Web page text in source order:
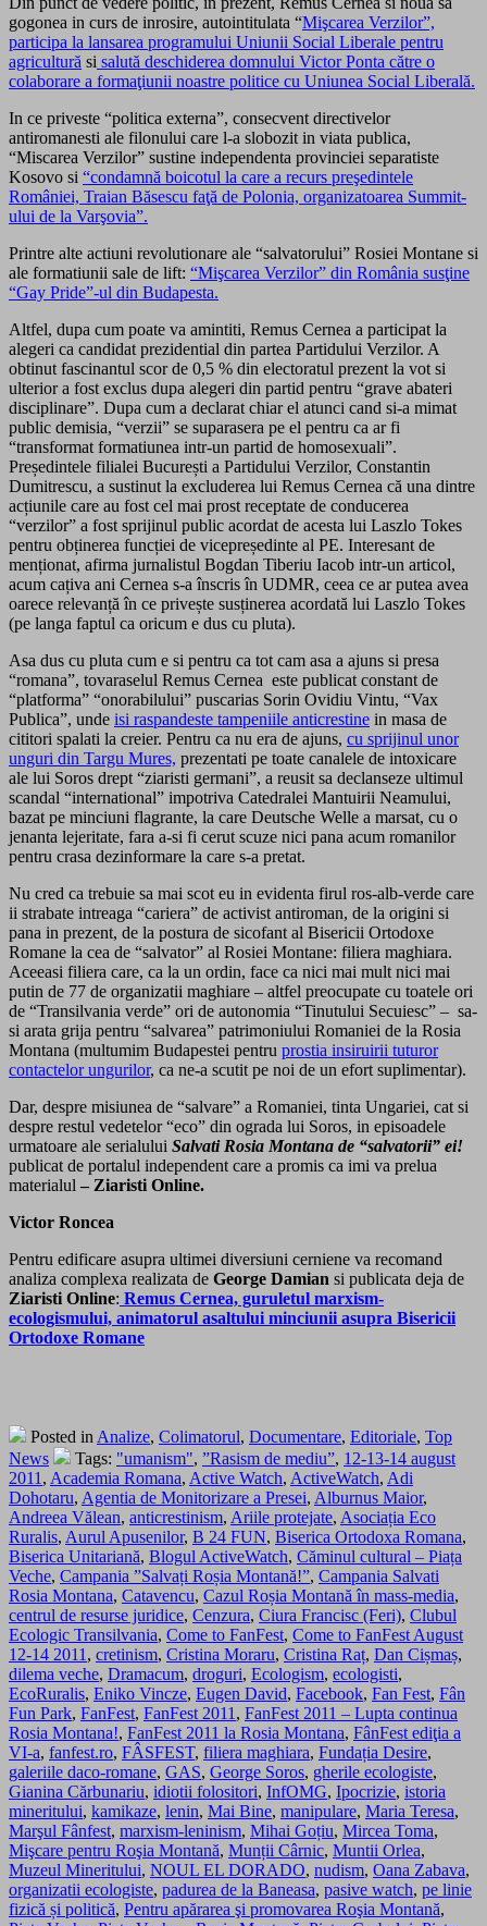
gogonea in curs de inrosire, autointitulata “Mişcarea Verzilor”,
participa la lansarea programului Uniunii Social Liberale pentru
agricultură si salută deschiderea domnului Victor Ponta către o
colaborare a formaţiunii noastre politice cu Uniunea Social Liberală.
In ce priveste “politica externa”, consecvent directivelor
antiromanesti ale filonului care l-a slobozit in viata publica,
“Miscarea Verzilor” sustine independenta provinciei separatiste
Kosovo si “condamnă boicotul la care a recurs preşedintele
României, Traian Băsescu faţă de Polonia, organizatoarea Summit-
ului de la Varşovia”.
Printre alte actiuni revolutionare ale “salvatorului” Rosiei Montane si
ale formatiunii sale de lift: “Mişcarea Verzilor” din România susţine
“Gay Pride”-ul din Budapesta.
Altfel, dupa cum poate va amintiti, Remus Cernea a participat la
alegeri ca candidat prezidential din partea Partidului Verzilor. A
obtinut fascinantul scor de 0,5 % din electoratul prezent la vot si
ulterior a fost exclus dupa alegeri din partid pentru “grave abateri
disciplinare”. Dupa cum a declarat chiar el atunci cand si-a mimat
public demisia, “verzii” se suparasera pe el pentru ca ar fi
“transformat formatiunea intr-un partid de homosexuali”.
Președintele filialei București a Partidului Verzilor, Constantin
Dumitrescu, a sustinut la excluderea lui Remus Cernea că una dintre
acțiunile care au fost cel mai prost receptate de conducerea
“verzilor” a fost sprijinul public acordat de acesta lui Laszlo Tokes
pentru obținerea funcției de vicepreședinte al PE. Interesant de
menționat, afirma jurnalistul Bogdan Tiberiu Iacob intr-un articol,
acum cațiva ani Cernea s-a înscris în UDMR, ceea ce ar putea avea
oarece relevanță în ce privește susținerea acordată lui Laszlo Tokes
(pe langa faptul ca oricum e dus cu pluta).
Asa dus cu pluta cum e si pentru ca tot cam asa a ajuns si presa
“romana”, tovaraselul Remus Cernea este publicat constant de
“platforma” “onorabilului” puscarias Sorin Ovidiu Vintu, “Vax
Publica”, unde isi raspandeste tampeniile anticrestine in masa de
cititori spalati la creier. Pentru ca nu era de ajuns, cu sprijinul unor
unguri din Targu Mures, prezentati pe toate canalele de intoxicare
ale lui Soros drept “ziaristi germani”, a reusit sa declanseze ultimul
scandal “international” impotriva Catedralei Mantuirii Neamului,
bazat pe minciuni flagrante, la care Deutsche Welle a marsat, cu o
jenanta lejeritate, fara a-si fi cerut scuze nici pana acum romanilor
pentru crasa dezinformare la care s-a pretat.
Nu cred ca trebuie sa mai scot eu in evidenta firul ros-alb-verde care
ii strabate intreaga “cariera” de activist antiroman, de la origini si
pana in prezent, de la postura de sicofant al Bisericii Ortodoxe
Romane la cea de “salvator” al Rosiei Montane: filiera maghiara.
Aceeasi filiera care, ca la un ordin, face ca nici mai mult nici mai
putin de 77 de organizatii maghiare – altfel preocupate cu toatele ori
de “Transilvania verde” ori de autonomia “Tinutului Secuiesc” – sa-
si arata grija pentru “salvarea” patrimoniului Romaniei de la Rosia
Montana (multumim Budapestei pentru prostia insiruirii tuturor
contactelor ungurilor, ca ne-a scutit pe noi de un efort suplimentar).
Dar, despre misiunea de “salvare” a Romaniei, tinta Ungariei, cat si
despre restul vedetelor “eco” din ograda lui Soros, in episoadele
urmatoare ale serialului Salvati Rosia Montana de “salvatorii” ei!
publicat de portalul independent care a promis ca imi va prelua
materialul – Ziaristi Online.
Victor Roncea
Pentru edificare asupra ultimei diversiuni cerniene va recomand
analiza complexa realizata de George Damian si publicata deja de
Ziaristi Online: Remus Cernea, guruletul marxism-
ecologismului, animatorul asaltului minciunii asupra Bisericii
Ortodoxe Romane
Posted in Analize, Colimatorul, Documentare, Editoriale, Top
News
Tags: "umanism", ”Rasism de mediu”, 12-13-14 august
2011 , Academia Romana, Active Watch, ActiveWatch, Adi
Dohotaru, Agentia de Monitorizare a Presei, Alburnus Maior,
Andreea Vălean, anticrestinism, Ariile protejate, Asociația Eco
Ruralis, Aurul Apusenilor, B 24 FUN, Biserica Ortodoxa Romana,
Biserica Unitariană, Blogul ActiveWatch, Căminul cultural – Piața
Veche, Campania ”Salvați Roșia Montană!”, Campania Salvati
Rosia Montana, Catavencu, Cazul Roșia Montană în mass-media,
centrul de resurse juridice, Cenzura, Ciura Francisc (Feri), Clubul
Ecologic Transilvania, Come to FanFest, Come to FanFest August
12-14 2011 , cretinism, Cristina Moraru, Cristina Raț, Dan Cișmaș,
dilema veche, Dramacum, droguri, Ecologism, ecologisti,
EcoRuralis, Eniko Vincze, Eugen David, Facebook, Fan Fest, Fân
Fun Park, FanFest, FanFest 2011 , FanFest 2011 – Lupta continua
Rosia Montana!, FanFest 2011 la Rosia Montana, FânFest ediţia a
VI-a, fanfest.ro, FÂSFEST, filiera maghiara, Fundația Desire,
galeriile daco-romane, GAS, George Soros, gherile ecologiste,
Gianina Cărbunariu, idiotii folositori, InfOMG, Ipocrizie, istoria
mineritului, kamikaze, lenin, Mai Bine, manipulare, Maria Teresa,
Marşul Fânfest, marxism-leninism, Mihai Goțiu, Mircea Toma,
Mişcare pentru Roşia Montană, Munții Cârnic, Muntii Orlea,
Muzeul Mineritului, NOUL EL DORADO, nudism, Oana Zabava,
organizatii ecologiste, padurea de la Baneasa, pasive watch, pe linie
fizică și politică, Pentru apărarea şi promovarea Roşia Montană,